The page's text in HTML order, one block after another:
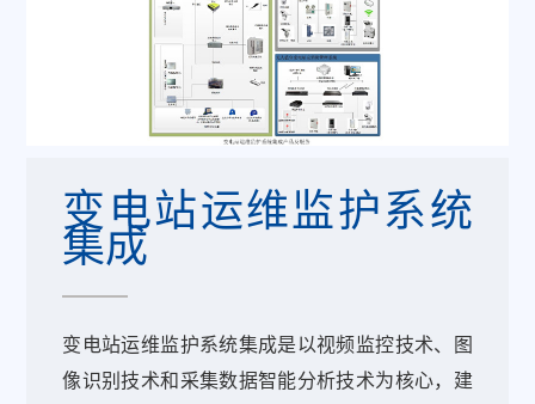
变电站运维监护系统
集成
变电站运维监护系统集成是以视频监控技术、图
像识别技术和采集数据智能分析技术为核心，建